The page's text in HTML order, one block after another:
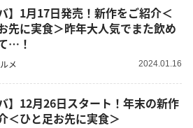
】1月17日発売！新作をご紹介＜
先に実食＞昨年大人気でまた飲め
…！
メ 2024.01.16
】12月26日スタート！年末の新作
＜ひと足お先に実食＞